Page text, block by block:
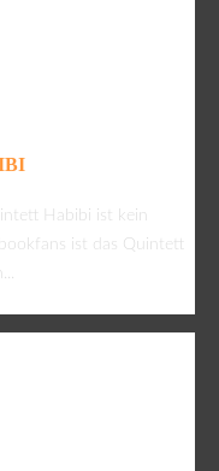
Habibi ist kein
ist das Quintett